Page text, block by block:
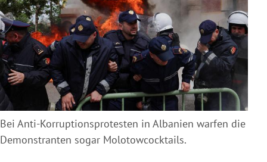
Bei Anti-Korruptionsprotesten in Albanien warfen die
Demonstranten sogar Molotowcocktails.